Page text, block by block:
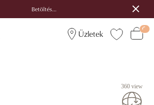
Betöltés...
Üzletek
360 view